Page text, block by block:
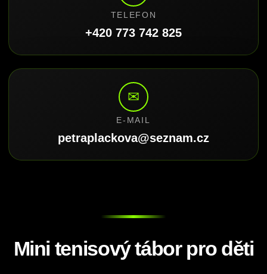
TELEFON
+420 773 742 825
✉
E-MAIL
petraplackova@seznam.cz
Mini tenisový tábor pro děti